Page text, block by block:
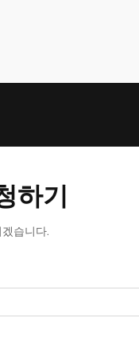
하기
습니다.